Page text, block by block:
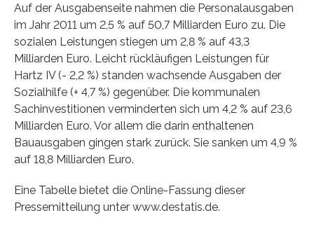
Auf der Ausgabenseite nahmen die Personalausgaben
im Jahr 2011 um 2,5 % auf 50,7 Milliarden Euro zu. Die
sozialen Leistungen stiegen um 2,8 % auf 43,3
Milliarden Euro. Leicht rückläufigen Leistungen für
Hartz IV (- 2,2 %) standen wachsende Ausgaben der
Sozialhilfe (+ 4,7 %) gegenüber. Die kommunalen
Sachinvestitionen verminderten sich um 4,2 % auf 23,6
Milliarden Euro. Vor allem die darin enthaltenen
Bauausgaben gingen stark zurück. Sie sanken um 4,9 %
auf 18,8 Milliarden Euro.
Eine Tabelle bietet die Online-Fassung dieser
Pressemitteilung unter www.destatis.de.